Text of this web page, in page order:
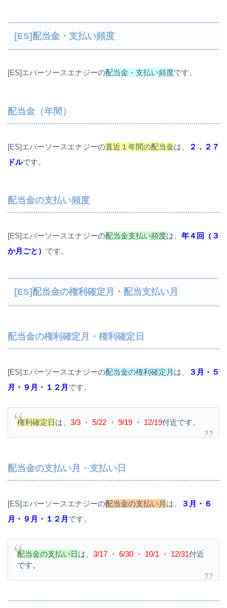
[ES]配当金・支払い頻度
[ES]エバーソースエナジーの配当金・支払い頻度です。
配当金（年間）
[ES]エバーソースエナジーの直近１年間の配当金は、
２．２７
ドルです。
配当金の支払い頻度
[ES]エバーソースエナジーの配当金支払い頻度は、 年４回（３
か月ごと） です。
[ES]配当金の権利確定月・配当支払い月
配当金の権利確定月・権利確定日
[ES]エバーソースエナジーの配当金の権利確定月 は、
３月・５
月・９月・１２月 です。
権利確定日は、 3/3 ・ 5/22 ・ 9/19 ・ 12/19付近です。
配当金の支払い月・支払い日
[ES]エバーソースエナジーの配当金の支払い月 は、
３月・６
月・９月・１２月 です。
配当金の支払い日は、 3/17 ・ 6/30 ・ 10/1 ・ 12/31付近
です。